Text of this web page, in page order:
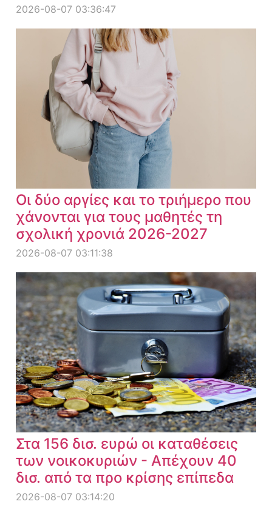
2026-08-07 03:36:47
Οι δύο αργίες και το τριήμερο που
χάνονται για τους μαθητές τη
σχολική χρονιά 2026-2027
2026-08-07 03:11:38
Στα 156 δισ. ευρώ οι καταθέσεις
των νοικοκυριών - Απέχουν 40
δισ. από τα προ κρίσης επίπεδα
2026-08-07 03:14:20